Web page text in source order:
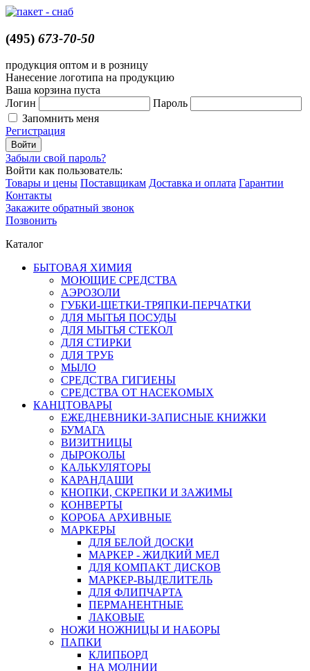
(495) 673-70-50
продукция оптом и в розницу
Нанесение логотипа на продукцию
Ваша корзина пуста
Логин
Пароль
Запомнить меня
Регистрация
Забыли свой пароль?
Войти как пользователь:
Товары и цены Поставщикам Доставка и оплата Гарантии
Контакты
Закажите обратный звонок
Позвонить
Каталог
БЫТОВАЯ ХИМИЯ
МОЮЩИЕ СРЕДСТВА
АЭРОЗОЛИ
ГУБКИ-ЩЕТКИ-ТРЯПКИ-ПЕРЧАТКИ
ДЛЯ МЫТЬЯ ПОСУДЫ
ДЛЯ МЫТЬЯ СТЕКОЛ
ДЛЯ СТИРКИ
ДЛЯ ТРУБ
МЫЛО
СРЕДСТВА ГИГИЕНЫ
СРЕДСТВА ОТ НАСЕКОМЫХ
КАНЦТОВАРЫ
ЕЖЕДНЕВНИКИ-ЗАПИСНЫЕ КНИЖКИ
БУМАГА
ВИЗИТНИЦЫ
ДЫРОКОЛЫ
КАЛЬКУЛЯТОРЫ
КАРАНДАШИ
КНОПКИ, СКРЕПКИ И ЗАЖИМЫ
КОНВЕРТЫ
КОРОБА АРХИВНЫЕ
МАРКЕРЫ
ДЛЯ БЕЛОЙ ДОСКИ
МАРКЕР - ЖИДКИЙ МЕЛ
ДЛЯ КОМПАКТ ДИСКОВ
МАРКЕР-ВЫДЕЛИТЕЛЬ
ДЛЯ ФЛИПЧАРТА
ПЕРМАНЕНТНЫЕ
ЛАКОВЫЕ
НОЖИ НОЖНИЦЫ И НАБОРЫ
ПАПКИ
КЛИПБОРД
НА МОЛНИИ